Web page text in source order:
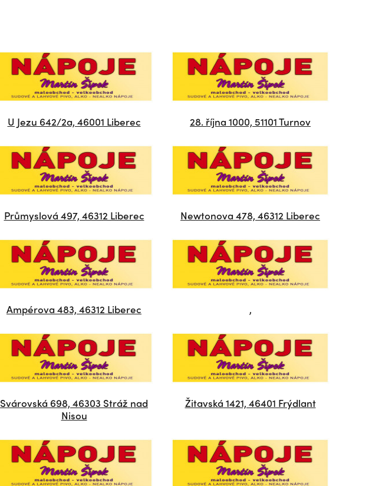
U Jezu 642/2a, 46001 Liberec 28. října 1000, 51101 Turnov
Průmyslová 497, 46312 Liberec Newtonova 478, 46312 Liberec
Ampérova 483, 46312 Liberec ,
Svárovská 698, 46303 Stráž nad
Nisou
Žitavská 1421, 46401 Frýdlant